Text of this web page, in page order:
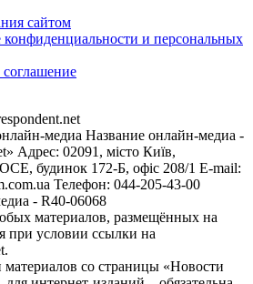
сайтом
и персональных
соглашение
медиа Название онлайн-медиа -
Адрес: 02091, місто Київ,
будинок 172-Б, офіс 208/1 E-mail:
Телефон: 044-205-43-00
- R40-06068
материалов, размещённых на
при условии ссылки на
со страницы «Новости